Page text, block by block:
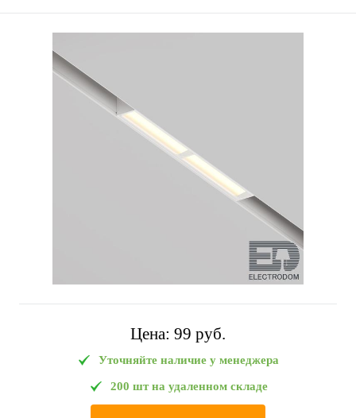
Цена: 99 pуб.
Уточняйте наличие у менеджера
200 шт на удаленном складе